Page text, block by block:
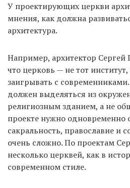
У проектирующих церкви
мнения, как должна
архитектура.
Например, архитектор Сергей
что церковь — не тот
заигрывать с
должен выделяться из
религиозным зданием, а не
проекте нужно одновременно
сакральность, православие и
очень сложно. По проектам
несколько церквей, как в
современном стиле.